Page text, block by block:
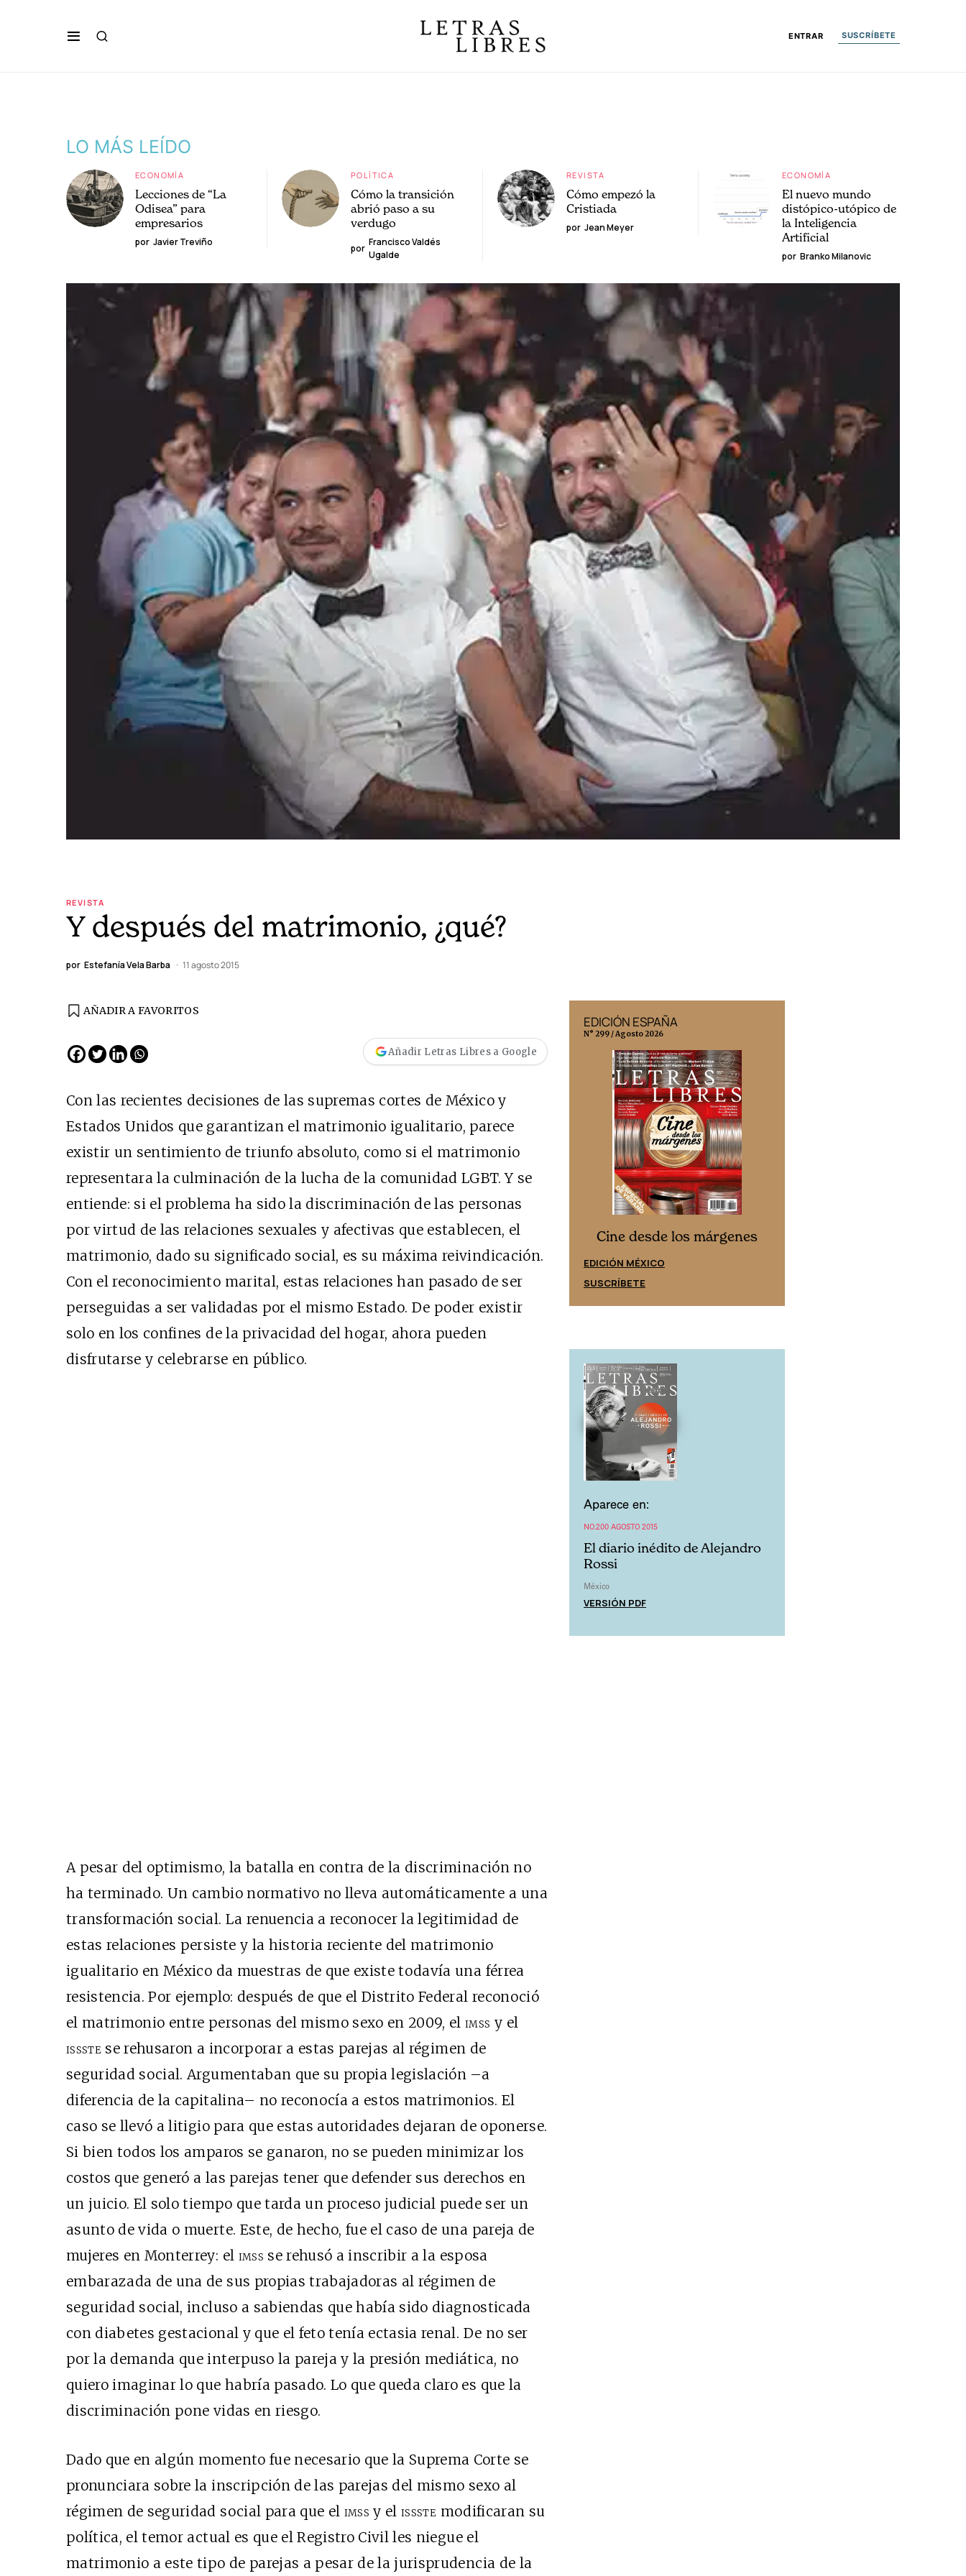
ENTRAR SUSCRÍBETE
LO MÁS LEÍDO
ECONOMÍA
Lecciones de “La
Odisea” para
empresarios
por Javier Treviño
POLÍTICA
Cómo la transición
abrió paso a su
verdugo
por
Francisco Valdés
Ugalde
REVISTA
Cómo empezó la
Cristiada
por Jean Meyer
ECONOMÍA
El nuevo mundo
distópico-utópico de
la Inteligencia
Artificial
por Branko Milanovic
REVISTA
Y después del matrimonio, ¿qué?
por Estefanía Vela Barba 11 agosto 2015
AÑADIR A FAVORITOS
Añadir Letras Libres a Google
Con las recientes decisiones de las supremas cortes de México y
Estados Unidos que garantizan el matrimonio igualitario, parece
existir un sentimiento de triunfo absoluto, como si el matrimonio
representara la culminación de la lucha de la comunidad LGBT. Y se
entiende: si el problema ha sido la discriminación de las personas
por virtud de las relaciones sexuales y afectivas que establecen, el
matrimonio, dado su significado social, es su máxima reivindicación.
Con el reconocimiento marital, estas relaciones han pasado de ser
perseguidas a ser validadas por el mismo Estado. De poder existir
solo en los confines de la privacidad del hogar, ahora pueden
disfrutarse y celebrarse en público.
A pesar del optimismo, la batalla en contra de la discriminación no
ha terminado. Un cambio normativo no lleva automáticamente a una
transformación social. La renuencia a reconocer la legitimidad de
estas relaciones persiste y la historia reciente del matrimonio
igualitario en México da muestras de que existe todavía una férrea
resistencia. Por ejemplo: después de que el Distrito Federal reconoció
el matrimonio entre personas del mismo sexo en 2009, elimss y el
issste se rehusaron a incorporar a estas parejas al régimen de
seguridad social. Argumentaban que su propia legislación –a
diferencia de la capitalina– no reconocía a estos matrimonios. El
caso se llevó a litigio para que estas autoridades dejaran de oponerse.
Si bien todos los amparos se ganaron, no se pueden minimizar los
costos que generó a las parejas tener que defender sus derechos en
un juicio. El solo tiempo que tarda un proceso judicial puede ser un
asunto de vida o muerte. Este, de hecho, fue el caso de una pareja de
mujeres en Monterrey: el imss se rehusó a inscribir a la esposa
embarazada de una de sus propias trabajadoras al régimen de
seguridad social, incluso a sabiendas que había sido diagnosticada
con diabetes gestacional y que el feto tenía ectasia renal. De no ser
por la demanda que interpuso la pareja y la presión mediática, no
quiero imaginar lo que habría pasado. Lo que queda claro es que la
discriminación pone vidas en riesgo.
Dado que en algún momento fue necesario que la Suprema Corte se
pronunciara sobre la inscripción de las parejas del mismo sexo al
régimen de seguridad social para que el imss y elissste modificaran su
política, el temor actual es que el Registro Civil les niegue el
matrimonio a este tipo de parejas a pesar de la jurisprudencia de la
Cine desde los márgenes
EDICIÓN MÉXICO
SUSCRÍBETE
Cine desde los márgenes
EDICIÓN ESPAÑA
SUSCRÍBETE
EDICIÓN ESPAÑA
N° 299 / Agosto 2026
Cine desde los márgenes
EDICIÓN MÉXICO
SUSCRÍBETE
Aparece en:
NO.200 AGOSTO 2015
El diario inédito de Alejandro
Rossi
México
VERSIÓN PDF